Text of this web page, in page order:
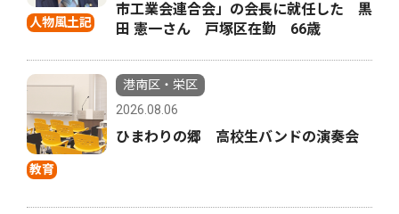
人物風土記
市工業会連合会」の会長に就任した 黒
田 憲一さん 戸塚区在勤 66歳
教育
港南区・栄区
2026.08.06
ひまわりの郷 高校生バンドの演奏会